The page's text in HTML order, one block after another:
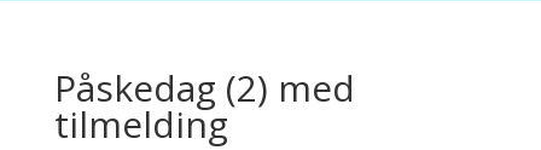
Påskedag (2) med
tilmelding